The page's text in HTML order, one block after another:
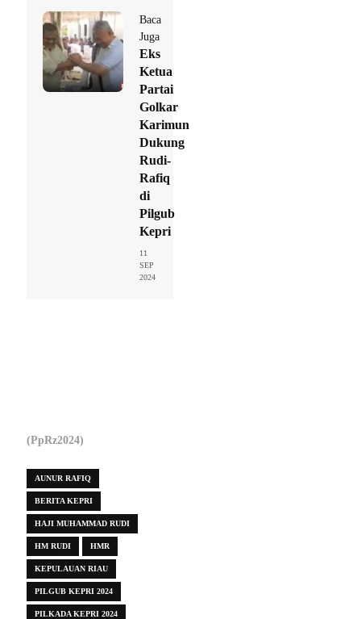
Baca
Juga
Eks
Ketua
Partai
Golkar
Karimun
Dukung
Rudi-
Rafiq
di
Pilgub
Kepri
11
SEP
2024
(PpRz2024)
AUNUR RAFIQ
BERITA KEPRI
HAJI MUHAMMAD RUDI
HM RUDI HMR
KEPULAUAN RIAU
PILGUB KEPRI 2024
PILKADA KEPRI 2024